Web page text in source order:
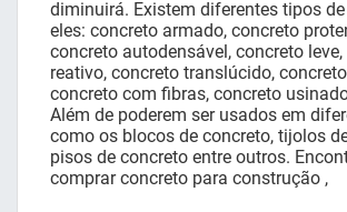
diminuirá. Existem diferentes tipos
eles: concreto armado, concreto
concreto autodensável, concreto
reativo, concreto translúcido,
concreto com fibras, concreto
Além de poderem ser usados em
como os blocos de concreto, tijolos
pisos de concreto entre outros.
comprar concreto para construção ,